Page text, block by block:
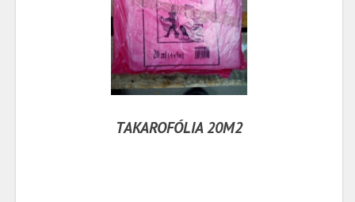
TAKAROFÓLIA 20M2